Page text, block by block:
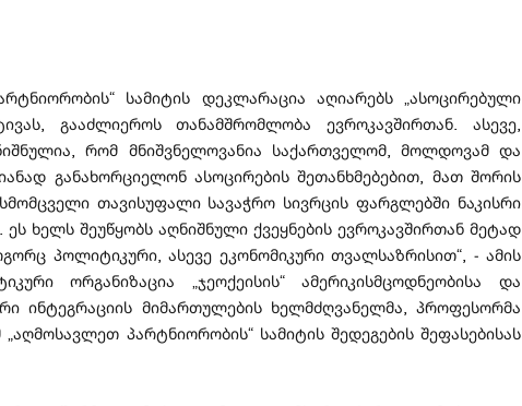
სამიტის დეკლარაცია აღიარებს „ასოცირებული
გააძლიეროს თანამშრომლობა ევროკავშირთან. ასევე,
რომ მნიშვნელოვანია საქართველომ, მოლდოვამ და
განახორციელონ ასოცირების შეთანხმებებით, მათ შორის
თავისუფალი სავაჭრო სივრცის ფარგლებში ნაკისრი
ხელს შეუწყობს აღნიშნული ქვეყნების ევროკავშირთან მეტად
პოლიტიკური, ასევე ეკონომიკური თვალსაზრისით“, - ამის
ორგანიზაცია „ჯეოქეისის“ ამერიკისმცოდნეობისა და
ინტეგრაციის მიმართულების ხელმძღვანელმა, პროფესორმა
„აღმოსავლეთ პარტნიორობის“ სამიტის შედეგების შეფასებისას